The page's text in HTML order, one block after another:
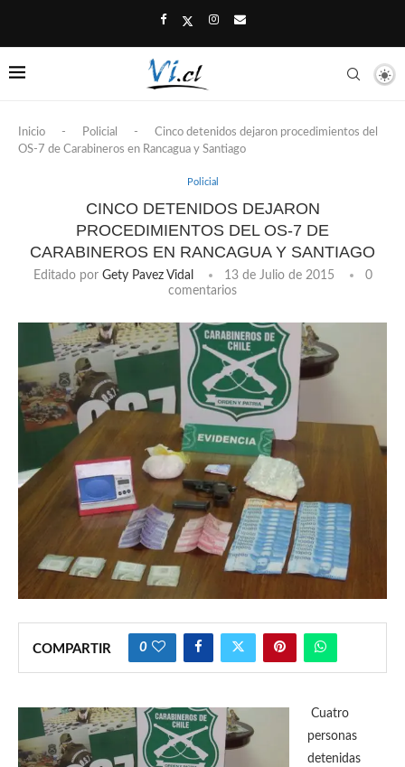
Inicio - Policial -
Cinco detenidos dejaron procedimientos del
OS-7 de Carabineros en Rancagua y Santiago
Policial
CINCO DETENIDOS DEJARON
PROCEDIMIENTOS DEL OS-7 DE
CARABINEROS EN RANCAGUA Y SANTIAGO
Editado por Gety Pavez Vidal 13 de Julio de 2015
0
comentarios
COMPARTIR 0
Cuatro
personas
detenidas